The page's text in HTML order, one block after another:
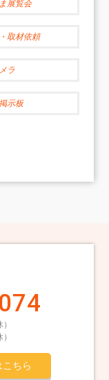
展覧会
取材依頼
ラ
示板
ちら